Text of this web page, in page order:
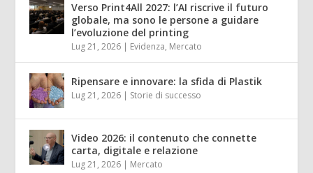
Verso Print4All 2027: l’AI riscrive il futuro
globale, ma sono le persone a guidare
l’evoluzione del printing
Lug 21, 2026 | Evidenza, Mercato
Ripensare e innovare: la sfida di Plastik
Lug 21, 2026 | Storie di successo
Video 2026: il contenuto che connette
carta, digitale e relazione
Lug 21, 2026 | Mercato